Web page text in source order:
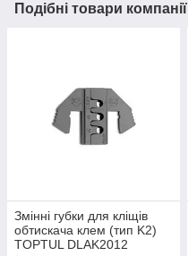
Подібні товари компанії
Змінні губки для кліщів
обтискача клем (тип K2)
TOPTUL DLAK2012